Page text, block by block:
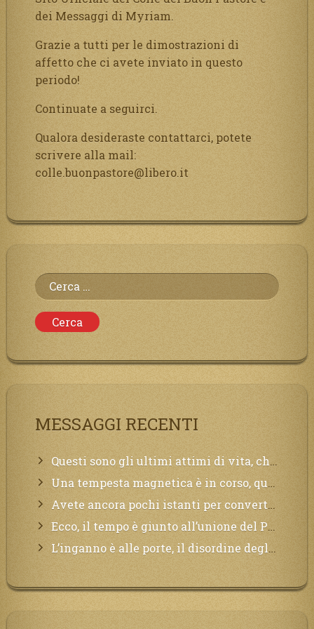
dei Messaggi di Myriam.
Grazie a tutti per le dimostrazioni di
affetto che ci avete inviato in questo
periodo!
Continuate a seguirci.
Qualora desideraste contattarci, potete
scrivere alla mail:
colle.buonpastore@libero.it
Ricerca
per:
MESSAGGI RECENTI
Questi sono gli ultimi attimi di vita, chi si vuole salvare Mi chiami in suo aiuto.
Una tempesta magnetica è in corso, questa generazione patirà. Il black out non tarderà ad arrivare e tutta la Terra sarà oscurata.
Avete ancora pochi istanti per convertirvi, non perdete tempo, la sciagura arriverà all’improvviso e per chi non si sarà preparato saranno dolori.
Ecco, il tempo è giunto all’unione del Padre con il figlio, non avete che da attendere pochissimo.
L’inganno è alle porte, il disordine degli ordinati urlerà perdono, ma sarà troppo tardi, il tradimento è stato grande!